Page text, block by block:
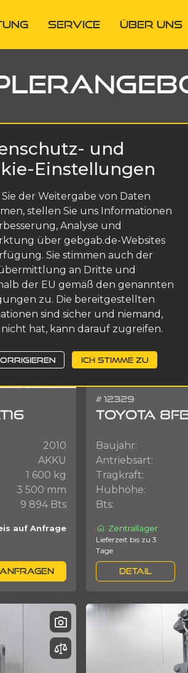
SERVICE ÜBER UNS
2010
AKKU
1 600 kg
3 500 mm
9 894 Bts
auf Anfrage
ANFRAGEN
# 12329
TOYOTA
Baujahr:
Antriebsart:
Tragkraft:
Hubhöhe:
Bts:
Zentrallager
Lieferzeit bis zu 3
Tage
DETAIL
und
Einstellungen
der Weitergabe von Daten
stellen Sie uns Informationen
Analyse und
über gebgab.de-Websites
Sie stimmen auch der
an Dritte und
der EU gemäß den genannten
zu. Die bereitgestellten
sind sicher und niemand,
nicht hat, kann darauf zugreifen.
ICH STIMME ZU